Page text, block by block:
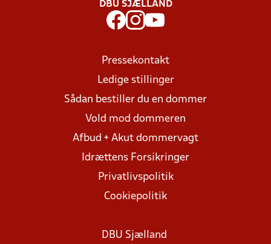
DBU SJÆLLAND
Pressekontakt
Ledige stillinger
Sådan bestiller du en dommer
Vold mod dommeren
Afbud + Akut dommervagt
Idrættens Forsikringer
Privatlivspolitik
Cookiepolitik
DBU Sjælland